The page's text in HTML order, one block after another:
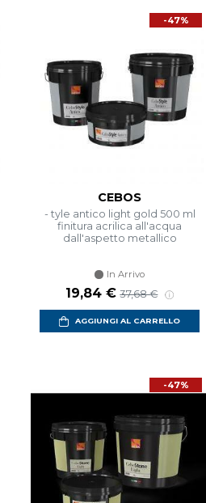
-47%
CEBOS
- tyle antico light gold 500 ml
finitura acrilica all'acqua
dall'aspetto metallico
In Arrivo
Prezzo scontato
19,84 € Prezzo di listino
37,68 €
AGGIUNGI AL CARRELLO
-47%